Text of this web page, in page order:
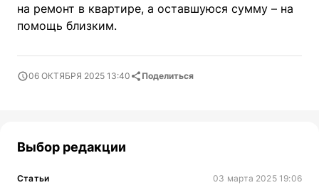
на ремонт в квартире, а оставшуюся сумму – на
помощь близким.
06 ОКТЯБРЯ 2025 13:40 Поделиться
Выбор редакции
Статьи 03 марта 2025 19:06